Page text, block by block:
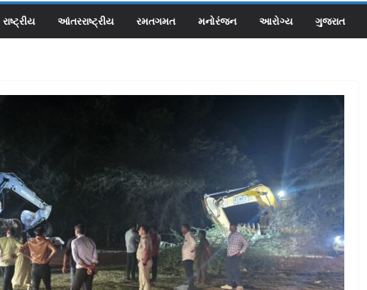
રાષ્ટ્રીય આંતરરાષ્ટ્રીય રમતગમત મનોરંજન આરોગ્ય ગુજરાત